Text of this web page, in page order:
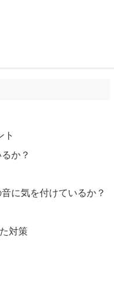
ト
か？
に気を付けているか？
対策